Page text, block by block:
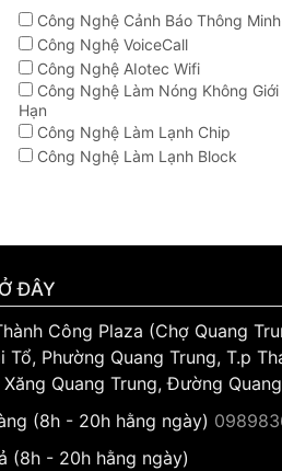
Công Nghệ Cảnh Báo Thông Minh
Công Nghệ VoiceCall
Công Nghệ AIotec Wifi
Công Nghệ Làm Nóng Không Giới
Hạn
Công Nghệ Làm Lạnh Chip
Công Nghệ Làm Lạnh Block
ĐÂY
Công Plaza (Chợ Quang
Phường Quang Trung, T.p
Quang Trung, Đường
(8h - 20h hằng ngày)
(8h - 20h hằng ngày)